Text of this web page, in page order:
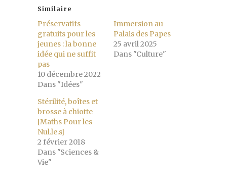
Similaire
Préservatifs
gratuits pour les
jeunes : la bonne
idée qui ne suffit
pas
10 décembre 2022
Dans "Idées"
Immersion au
Palais des Papes
25 avril 2025
Dans "Culture"
Stérilité, boîtes et
brosse à chiotte
[Maths Pour les
Nul.le.s]
2 février 2018
Dans "Sciences &
Vie"